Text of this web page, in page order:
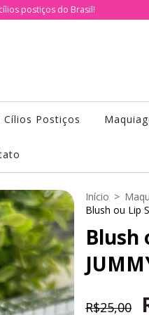
postiços do Brasil!
Cílios Postiços
Início >
Blush ou Lip
Blush
R$25,00